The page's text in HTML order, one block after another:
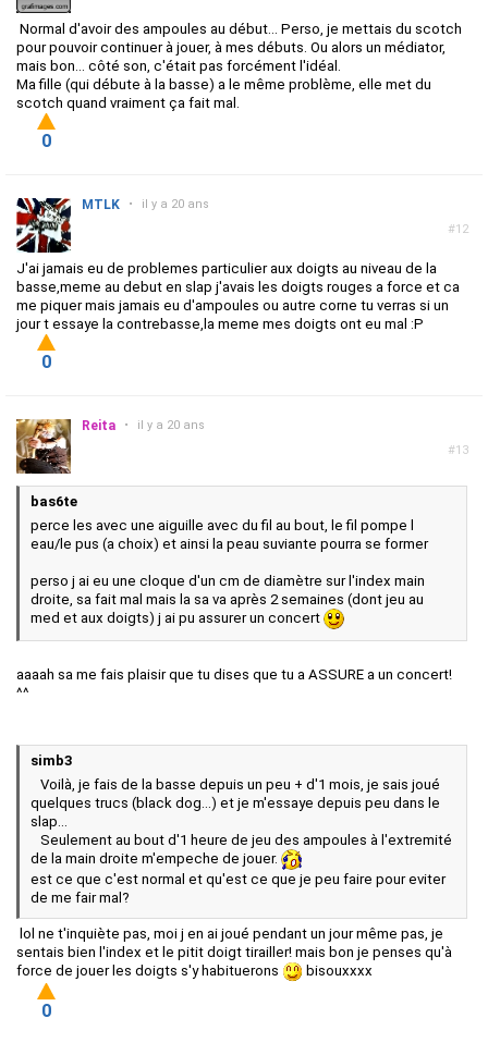
Normal d'avoir des ampoules au début... Perso, je mettais du scotch
pour pouvoir continuer à jouer, à mes débuts. Ou alors un médiator,
mais bon... côté son, c'était pas forcément l'idéal.
Ma fille (qui débute à la basse) a le même problème, elle met du
scotch quand vraiment ça fait mal.
0
#12
MTLK • il y a 20 ans
J'ai jamais eu de problemes particulier aux doigts au niveau de la
basse,meme au debut en slap j'avais les doigts rouges a force et ca
me piquer mais jamais eu d'ampoules ou autre corne tu verras si un
jour t essaye la contrebasse,la meme mes doigts ont eu mal :P
0
#13
Reita • il y a 20 ans
bas6te
perce les avec une aiguille avec du fil au bout, le fil pompe l
eau/le pus (a choix) et ainsi la peau suviante pourra se former
perso j ai eu une cloque d'un cm de diamètre sur l'index main
droite, sa fait mal mais la sa va après 2 semaines (dont jeu au
med et aux doigts) j ai pu assurer un concert
aaaah sa me fais plaisir que tu dises que tu a ASSURE a un concert!
^^
simb3
Voilà, je fais de la basse depuis un peu + d'1 mois, je sais joué
quelques trucs (black dog...) et je m'essaye depuis peu dans le
slap...
Seulement au bout d'1 heure de jeu des ampoules à l'extremité
de la main droite m'empeche de jouer.
est ce que c'est normal et qu'est ce que je peu faire pour eviter
de me fair mal?
lol ne t'inquiète pas, moi j en ai joué pendant un jour même pas, je
sentais bien l'index et le pitit doigt tirailler! mais bon je penses qu'à
force de jouer les doigts s'y habituerons
bisouxxxx
0